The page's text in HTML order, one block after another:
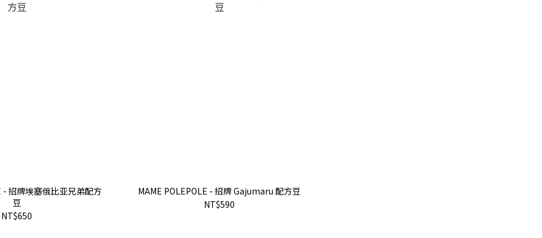
- 招牌埃塞俄比亚兄弟配方
豆
NT$650
MAME POLEPOLE - 招牌 Gajumaru 配方豆
NT$590